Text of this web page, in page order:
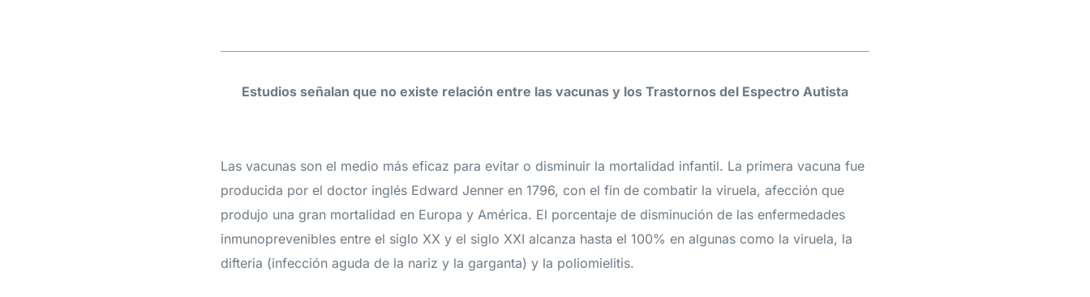
Estudios señalan que no existe relación entre las vacunas y los Trastornos del Espectro Autista
Las vacunas son el medio más eficaz para evitar o disminuir la mortalidad infantil. La primera vacuna fue
producida por el doctor inglés Edward Jenner en 1796, con el fin de combatir la viruela, afección que
produjo una gran mortalidad en Europa y América. El porcentaje de disminución de las enfermedades
inmunoprevenibles entre el siglo XX y el siglo XXI alcanza hasta el 100% en algunas como la viruela, la
difteria (infección aguda de la nariz y la garganta) y la poliomielitis.